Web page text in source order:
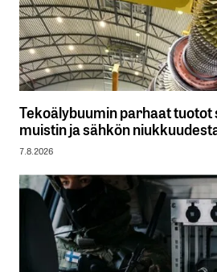
Tekoälybuumin parhaat
muistin ja sähkön
7.8.2026